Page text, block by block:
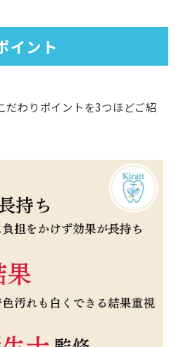
イント
わりポイントを3つほどご紹